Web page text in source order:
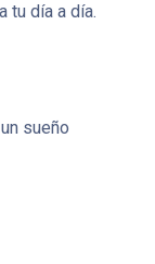
tu día a día.
sueño